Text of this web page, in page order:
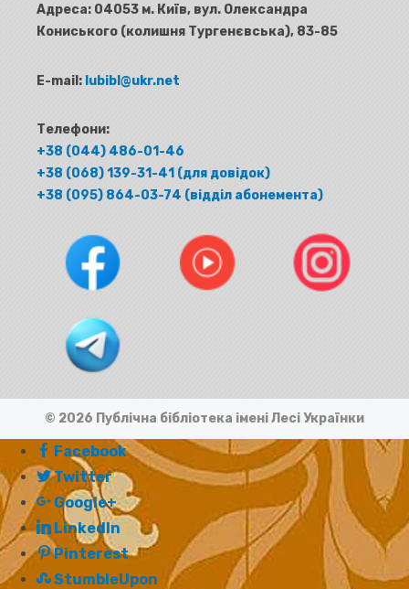
Адреса: 04053 м. Київ, вул. Олександра
Кониського (колишня Тургенєвська), 83-85
E-mail: lubibl@ukr.net
Телефони:
+38 (044) 486-01-46
+38 (068) 139-31-41 (для довідок)
+38 (095) 864-03-74 (відділ абонемента)
© 2026 Публічна бібліотека імені Лесі Українки
Facebook
Twitter
Google+
LinkedIn
Pinterest
StumbleUpon